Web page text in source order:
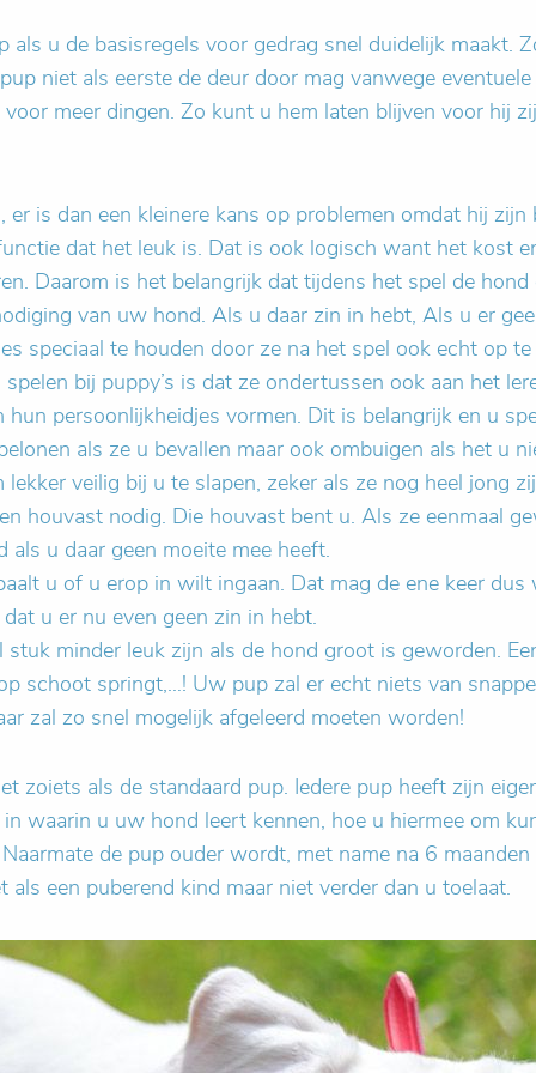
u de basisregels voor gedrag snel duidelijk maakt.
niet als eerste de deur door mag vanwege
meer dingen. Zo kunt u hem laten blijven voor hij
is dan een kleinere kans op problemen omdat hij zijn
dat het leuk is. Dat is ook logisch want het kost
Daarom is het belangrijk dat tijdens het spel de
van uw hond. Als u daar zin in hebt, Als u er
speciaal te houden door ze na het spel ook echt op
bij puppy’s is dat ze ondertussen ook aan het
persoonlijkheidjes vormen. Dit is belangrijk en u
als ze u bevallen maar ook ombuigen als het u
veilig bij u te slapen, zeker als ze nog heel jong
houvast nodig. Die houvast bent u. Als ze eenmaal
u daar geen moeite mee heeft.
u of u erop in wilt ingaan. Dat mag de ene keer dus
u er nu even geen zin in hebt.
minder leuk zijn als de hond groot is geworden.
schoot springt,…! Uw pup zal er echt niets van
zal zo snel mogelijk afgeleerd moeten worden!
zoiets als de standaard pup. Iedere pup heeft zijn
waarin u uw hond leert kennen, hoe u hiermee om
de pup ouder wordt, met name na 6
een puberend kind maar niet verder dan u toelaat.